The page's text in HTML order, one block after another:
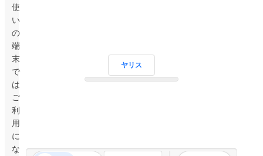
使
い
の
端
末
で
は
ご
利
用
に
な
ヤリス